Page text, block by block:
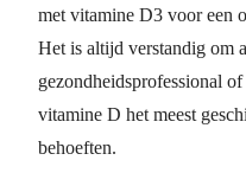
met vitamine D3 voor een
Het is altijd verstandig om
gezondheidsprofessional
vitamine D het meest
behoeften.